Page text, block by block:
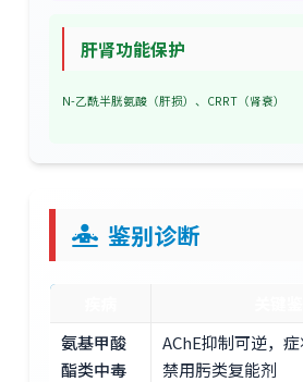
肝肾功能保护
N-乙酰半胱氨酸（肝损）、CRRT（肾衰）
鉴别诊断
氨基甲酸
酯类中毒
AChE抑制可逆，症
禁用肟类复能剂